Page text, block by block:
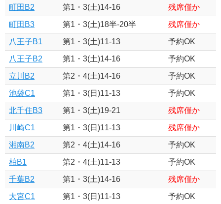
町田B2 第1・3(土)14-16 残席僅か
町田B3 第1・3(土)18半-20半 残席僅か
八王子B1 第1・3(土)11-13 予約OK
八王子B2 第1・3(土)14-16 予約OK
立川B2 第2・4(土)14-16 予約OK
池袋C1 第1・3(日)11-13 予約OK
北千住B3 第1・3(土)19-21 残席僅か
川崎C1 第1・3(日)11-13 残席僅か
湘南B2 第2・4(土)14-16 予約OK
柏B1 第2・4(土)11-13 予約OK
千葉B2 第1・3(土)14-16 残席僅か
大宮C1 第1・3(日)11-13 予約OK